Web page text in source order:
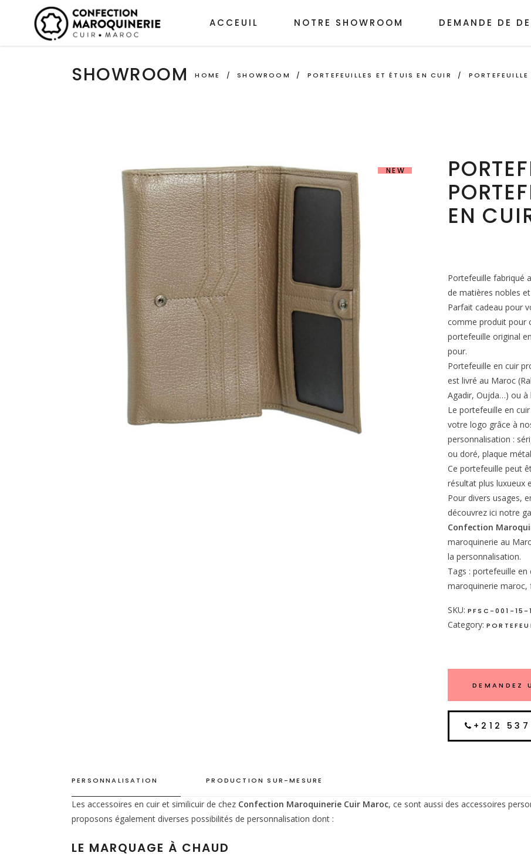
ACCEUIL NOTRE SHOWROOM DEMANDE DE
SHOWROOM HOME /SHOWROOM / PORTEFEUILLES ET ÉTUIS EN CUIR /
NEW
EN
Portefeuille fabriqué
de matières nobles
Parfait cadeau pour
comme produit pour
portefeuille original
pour.
Portefeuille en cuir
est livré au Maroc
Agadir, Oujda…) ou à
Le portefeuille en
votre logo grâce à
personnalisation :
ou doré, plaque
Ce portefeuille peut
résultat plus luxueux
Pour divers usages,
découvrez ici notre
Confection
maroquinerie au
la personnalisation.
Tags : portefeuille
maroquinerie maroc,
SKU: PFSC-001-15-1
Category:
DEMANDEZ
+212
PERSONNALISATION PRODUCTION SUR-MESURE
Les accessoires en cuir et similicuir de chez Confection Maroquinerie Cuir Maroc, ce sont aussi des accessoires
proposons également diverses possibilités de personnalisation dont :
LE MARQUAGE À CHAUD